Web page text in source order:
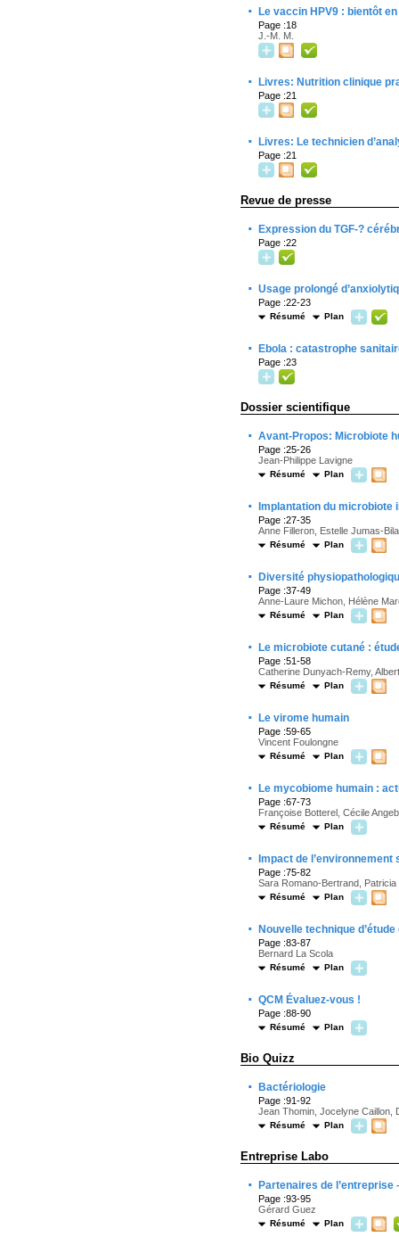
· Le vaccin HPV9 : bientôt
Page :18
J.-M. M.
· Livres: Nutrition clinique
Page :21
· Livres: Le technicien
Page :21
Revue de presse
· Expression du TGF-?
Page :22
· Usage prolongé
Page :22-23
Résumé Plan
· Ebola : catastrophe
Page :23
Dossier scientifique
· Avant-Propos: Microbiote
Page :25-26
Jean-Philippe Lavigne
Résumé Plan
· Implantation du microbiote
Page :27-35
Anne Filleron, Estelle Jumas-
Résumé Plan
· Diversité
Page :37-49
Anne-Laure Michon, Hélène
Résumé Plan
· Le microbiote cutané :
Page :51-58
Catherine Dunyach-Remy,
Résumé Plan
· Le virome humain
Page :59-65
Vincent Foulongne
Résumé Plan
· Le mycobiome humain :
Page :67-73
Françoise Botterel, Cécile
Résumé Plan
· Impact de
Page :75-82
Sara Romano-Bertrand,
Résumé Plan
· Nouvelle technique
Page :83-87
Bernard La Scola
Résumé Plan
· QCM Évaluez-vous !
Page :88-90
Résumé Plan
Bio Quizz
· Bactériologie
Page :91-92
Jean Thomin, Jocelyne Caillon,
Résumé Plan
Entreprise Labo
· Partenaires de l’entreprise
Page :93-95
Gérard Guez
Résumé Plan